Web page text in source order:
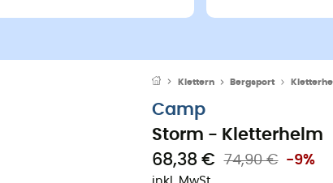
Klettern Bergsport
Camp
Storm - Kletterhelm
68,38 €
74,90 € -9%